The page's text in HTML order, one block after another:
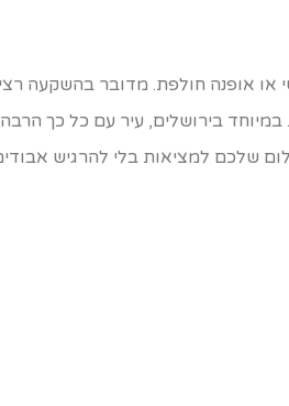
אופנה חולפת. מדובר בהשקעה
בירושלים, עיר עם כל כך
שלכם למציאות בלי להרגיש